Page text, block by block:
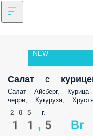
NEW
Салат с
Салат Айсберг,
черри, Кукуруза,
205 г.
11,5 Br